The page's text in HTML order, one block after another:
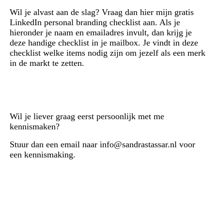
Wil je alvast aan de slag? Vraag dan hier mijn gratis
LinkedIn personal branding checklist aan. Als je
hieronder je naam en emailadres invult, dan krijg je
deze handige checklist in je mailbox. Je vindt in deze
checklist welke items nodig zijn om jezelf als een merk
in de markt te zetten.
Wil je liever graag eerst persoonlijk met me
kennismaken?
Stuur dan een email naar info@sandrastassar.nl voor
een kennismaking.